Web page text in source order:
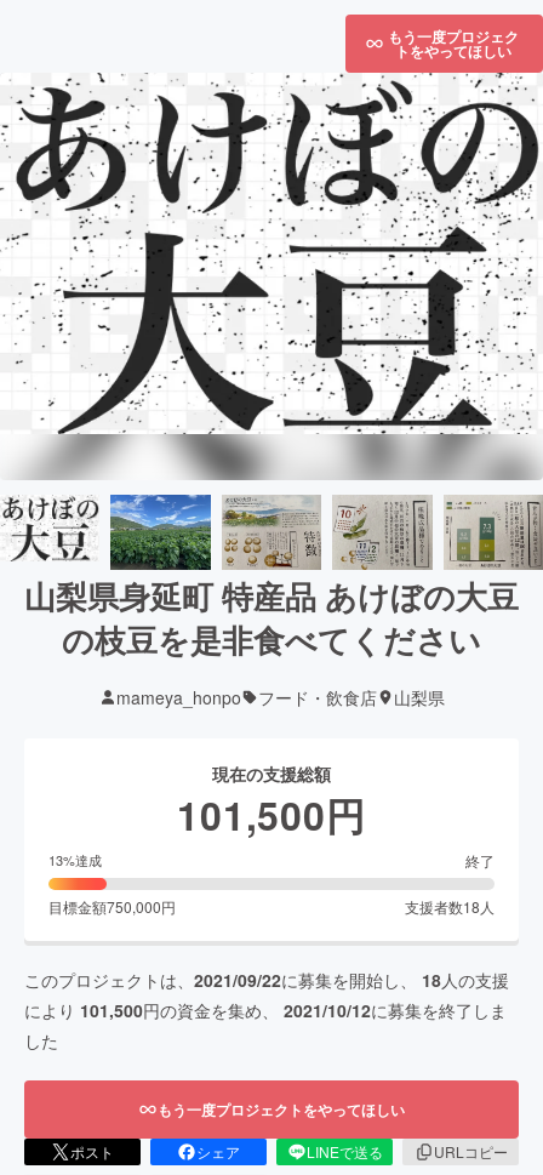
もう一度プロジェク
トをやってほしい
山梨県身延町 特産品 あけぼの大豆
の枝豆を是非食べてください
mameya_honpo フード・飲食店 山梨県
現在の支援総額
101,500円
13%達成 終了
目標金額750,000円 支援者数18 人
このプロジェクトは、 2021/09/22に募集を開始し、 18人の支援
により 101,500円の資金を集め、 2021/10/12に募集を終了しま
した
もう一度プロジェクトをやってほしい
ポスト シェア LINEで送る
URLコピー